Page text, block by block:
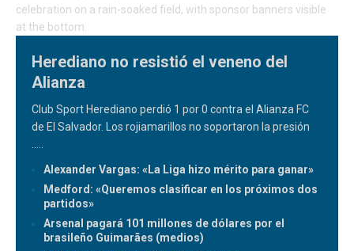
Herediano no resistió el veneno del
Alianza
Club Sport Herediano perdió 1 por 0 contra el Alianza FC
de El Salvador. Los rojiamarillos no soportaron la presión
Alexander Vargas: «La Liga hizo mérito para ganar»
Medford: «Queremos clasificar en los próximos dos
partidos»
Arsenal pagará 101 millones de dólares por el
brasileño Guimarães (medios)